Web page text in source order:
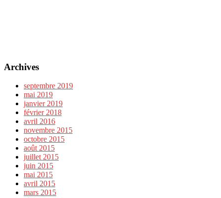
Archives
septembre 2019
mai 2019
janvier 2019
février 2018
avril 2016
novembre 2015
octobre 2015
août 2015
juillet 2015
juin 2015
mai 2015
avril 2015
mars 2015